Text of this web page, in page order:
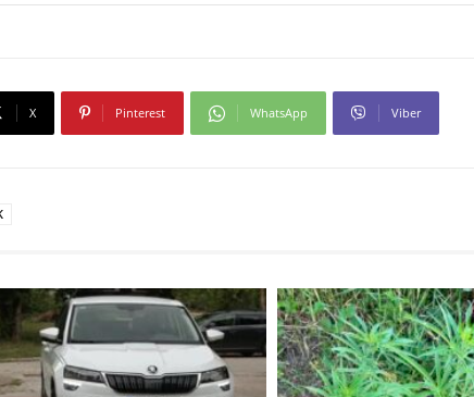
X Pinterest WhatsApp Viber